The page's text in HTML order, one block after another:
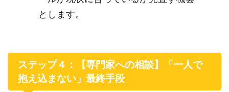
とします。
ステップ４：【専門家への相談】「一人で
抱え込まない」最終手段